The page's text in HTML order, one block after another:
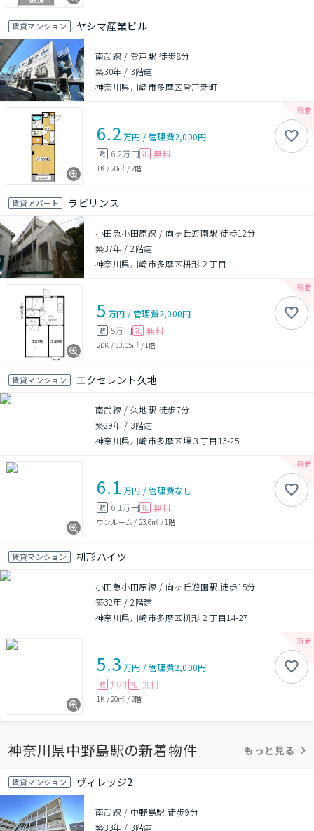
賃貸マンション ヤシマ産業ビル
南武線 / 登戸駅 徒歩8分
築30年 / 3階建
神奈川県川崎市多摩区登戸新町
6.2 万円 /管理費2,000円
敷 6.2万円 礼 無料
1K / 20㎡ / 2階
賃貸アパート ラビリンス
小田急小田原線 / 向ヶ丘遊園駅 徒歩12分
築37年 /2階建
神奈川県川崎市多摩区枡形２丁目
5 万円 /管理費2,000円
敷 5万円 礼 無料
2DK /33.05㎡ / 1階
賃貸マンション エクセレント久地
南武線 / 久地駅 徒歩7分
築29年 / 3階建
神奈川県川崎市多摩区堰３丁目13-25
6.1 万円 /管理費なし
敷 6.1万円 礼 無料
ワンルーム / 23.6㎡ / 1階
賃貸マンション 枡形ハイツ
小田急小田原線 / 向ヶ丘遊園駅 徒歩15分
築32年 /2階建
神奈川県川崎市多摩区枡形２丁目14-27
5.3 万円 /管理費2,000円
敷 無料 礼 無料
1K / 20㎡ / 2階
神奈川県中野島駅の新着物件 もっと見る
賃貸マンション ヴィレッジ2
南武線 / 中野島駅 徒歩9分
築33年 / 3階建